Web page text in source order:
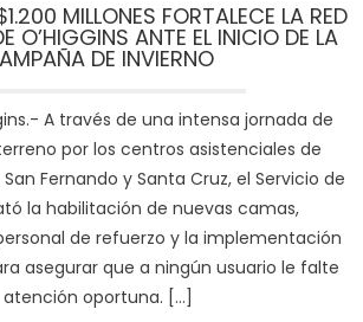
MILLONES FORTALECE LA RED
O’HIGGINS ANTE EL INICIO DE LA
DE INVIERNO
A través de una intensa jornada de
por los centros asistenciales de
Fernando y Santa Cruz, el Servicio de
la habilitación de nuevas camas,
de refuerzo y la implementación
asegurar que a ningún usuario le falte
atención oportuna. […]